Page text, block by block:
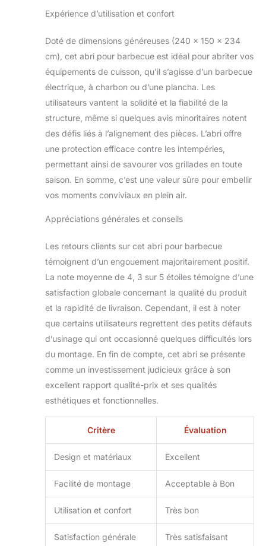
sous une tonnelle de
conçue pour éblouir.
FACILITÉ DE
ENTRETIEN : Pensez
à l'assemblage et au
nettoyage sans souci
! Notre abri pour
barbecue a été pensé
pour un montage
facile, vous
permettant de le
mettre en place
rapidement avec 4
piquets inclus. Sa
structure facile à
de temps à savourer
vos grillades et
moins de temps à
vous soucier des
taches ou de la
rouille. VERSATILITÉ
ET CHARME POUR
VOTRE ESPACE
EXTÉRIEUR :
Imaginez un lieu où
confort et élégance
se rencontrent au
cœur de votre jardin.
Notre abri n'est pas
seulement un espace
charbon de bois ou
votre maison sous la
ou d'une tonnelle.
Son design épuré et
ses fonctionnalités
Expérience d’utilisation et confort
Doté de dimensions généreuses (240 x 150 x 234
cm), cet abri pour barbecue est idéal pour abriter vos
équipements de cuisson, qu’il s’agisse d’un barbecue
électrique, à charbon ou d’une plancha. Les
utilisateurs vantent la solidité et la fiabilité de la
structure, même si quelques avis minoritaires notent
des défis liés à l’alignement des pièces. L’abri offre
une protection efficace contre les intempéries,
permettant ainsi de savourer vos grillades en toute
saison. En somme, c’est une valeur sûre pour embellir
vos moments conviviaux en plein air.
Appréciations générales et conseils
Les retours clients sur cet abri pour barbecue
témoignent d’un engouement majoritairement positif.
La note moyenne de 4, 3 sur 5 étoiles témoigne d’une
satisfaction globale concernant la qualité du produit
et la rapidité de livraison. Cependant, il est à noter
que certains utilisateurs regrettent des petits défauts
d’usinage qui ont occasionné quelques difficultés lors
du montage. En fin de compte, cet abri se présente
comme un investissement judicieux grâce à son
excellent rapport qualité-prix et ses qualités
esthétiques et fonctionnelles.
Critère Évaluation
Design et matériaux Excellent
Facilité de montage Acceptable à Bon
Utilisation et confort Très bon
Satisfaction générale Très satisfaisant